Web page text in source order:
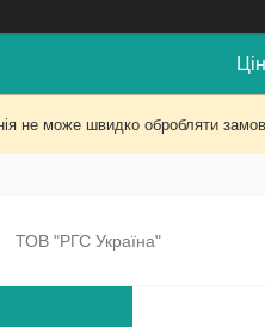
не може швидко обробляти
ТОВ "РГС Україна"